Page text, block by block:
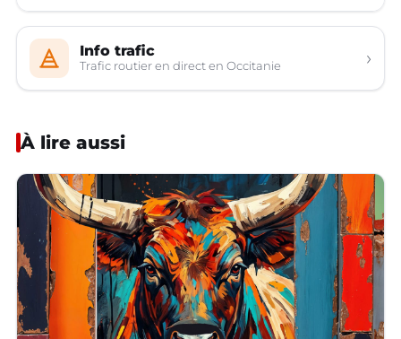
Info trafic
Trafic routier en direct en Occitanie ›
À lire aussi